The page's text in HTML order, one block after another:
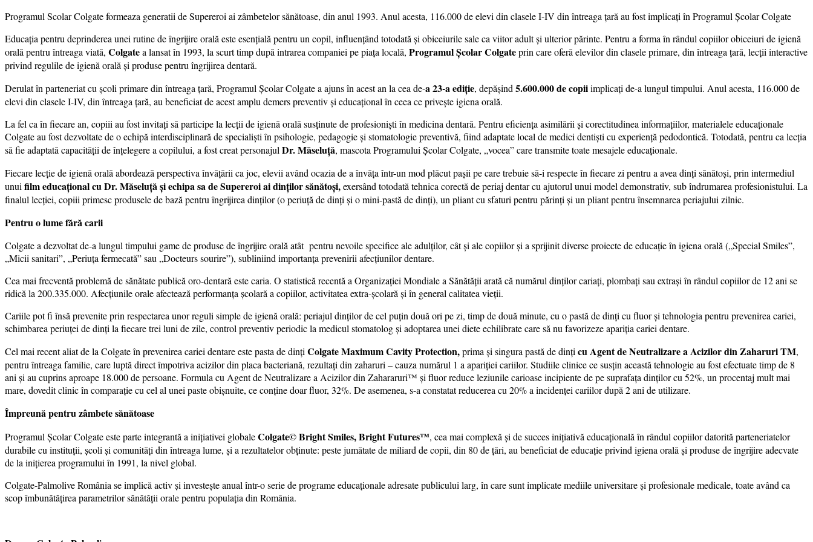
Programul Scolar Colgate formeaza generatii de Supereroi ai zâmbetelor sănătoase, din anul 1993. Anul acesta, 116.000 de elevi din clasele I-IV din întreaga țară au fost implicați în Programul Școlar Colgate
Educația pentru deprinderea unei rutine de îngrijire orală este esențială pentru un copil, influențând totodată și obiceiurile sale ca viitor adult și ulterior părinte. Pentru a forma în rândul copiilor obiceiuri de igienă
orală pentru întreaga viată, Colgatea lansat în 1993, la scurt timp după intrarea companiei pe piața locală, Programul Școlar Colgateprin care oferă elevilor din clasele primare, din întreaga țară, lecții interactive
privind regulile de igienă orală și produse pentru îngrijirea dentară.
Derulat în parteneriat cu școli primare din întreaga țară, Programul Școlar Colgate a ajuns în acest an la cea de-a 23-a ediție, depășind5.600.000 de copiiimplicați de-a lungul timpului. Anul acesta, 116.000 de
elevi din clasele I-IV, din întreaga țară, au beneficiat de acest amplu demers preventiv și educațional în ceea ce privește igiena orală.
La fel ca în fiecare an, copiii au fost invitați să participe la lecții de igienă orală susținute de profesioniști în medicina dentară. Pentru eficiența asimilării și corectitudinea informațiilor, materialele educaționale
Colgate au fost dezvoltate de o echipă interdisciplinară de specialiști în psihologie, pedagogie și stomatologie preventivă, fiind adaptate local de medici dentiști cu experiență pedodontică. Totodată, pentru ca lecția
să fie adaptată capacității de înțelegere a copilului, a fost creat personajulDr. Măseluță, mascota Programului Școlar Colgate, „vocea” care transmite toate mesajele educaționale.
Fiecare lecție de igienă orală abordează perspectiva învățării ca joc, elevii având ocazia de a învăța într-un mod plăcut pașii pe care trebuie să-i respecte în fiecare zi pentru a avea dinți sănătoși, prin intermediul
unuifilm educațional cu Dr. Măseluță și echipa sa de Supereroi ai dinților sănătoși,exersând totodată tehnica corectă de periaj dentar cu ajutorul unui model demonstrativ, sub îndrumarea profesionistului. La
finalul lecției, copiii primesc produsele de bază pentru îngrijirea dinților (o periuță de dinți și o mini-pastă de dinți), un pliant cu sfaturi pentru părinți și un pliant pentru însemnarea periajului zilnic.
Pentru o lume fără carii
Colgate a dezvoltat de-a lungul timpului game de produse de îngrijire orală atât pentru nevoile specifice ale adulţilor, cât şi ale copiilor și a sprijinit diverse proiecte de educație în igiena orală („Special Smiles”,
„Micii sanitari”, „Periuţa fermecată” sau „Docteurs sourire”), subliniind importanța prevenirii afecțiunilor dentare.
Cea mai frecventă problemă de sănătate publică oro-dentară este caria. O statistică recentă a Organizației Mondiale a Sănătății arată că numărul dinţilor cariați, plombați sau extraşi în rândul copiilor de 12 ani se
ridică la 200.335.000. Afecțiunile orale afectează performanța școlară a copiilor, activitatea extra-școlară și în general calitatea vieții.
Cariile pot fi însă prevenite prin respectarea unor reguli simple de igienă orală: periajul dinţilor de cel puţin două ori pe zi, timp de două minute, cu o pastă de dinți cu fluor și tehnologia pentru prevenirea cariei,
schimbarea periuţei de dinţi la fiecare trei luni de zile, control preventiv periodic la medicul stomatolog şi adoptarea unei diete echilibrate care să nu favorizeze apariția cariei dentare.
Cel mai recent aliat de la Colgate în prevenirea cariei dentare este pasta de dințiColgate Maximum Cavity Protection,prima şi singura pastă de dinţicu Agent de Neutralizare a Acizilor din Zaharuri TM,
pentru întreaga familie, care luptă direct împotriva acizilor din placa bacteriană, rezultați din zaharuri – cauza numărul 1 a apariției cariilor. Studiile clinice ce susțin această tehnologie au fost efectuate timp de 8
ani și au cuprins aproape 18.000 de persoane. Formula cu Agent de Neutralizare a Acizilor din Zahararuri™ și fluor reduce leziunile carioase incipiente de pe suprafața dinţilor cu 52%, un procentaj mult mai
mare, dovedit clinic în comparaţie cu cel al unei paste obișnuite, ce conține doar fluor, 32%. De asemenea, s-a constatat reducerea cu 20% a incidenţei cariilor după 2 ani de utilizare.
Împreună pentru zâmbete sănătoase
Programul Școlar Colgate este parte integrantă a iniţiativei globaleColgate© Bright Smiles, Bright Futures™, cea mai complexă și de succes inițiativă educațională în rândul copiilor datorită parteneriatelor
durabile cu instituții, școli și comunități din întreaga lume, și a rezultatelor obținute: peste jumătate de miliard de copii, din 80 de țări, au beneficiat de educație privind igiena orală și produse de îngrijire adecvate
de la inițierea programului în 1991, la nivel global.
Colgate-Palmolive România se implică activ şi investeşte anual într-o serie de programe educaţionale adresate publicului larg, în care sunt implicate mediile universitare şi profesionale medicale, toate având ca
scop îmbunătăţirea parametrilor sănătăţii orale pentru populaţia din România.